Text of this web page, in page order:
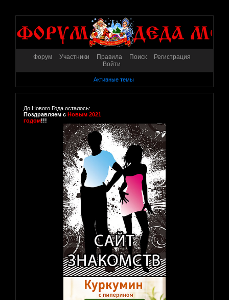
Форум Участники Правила Поиск
Регистрация
Войти
Активные темы
До Нового Года осталось:
Поздравляем с Новым 2021
годом!!!